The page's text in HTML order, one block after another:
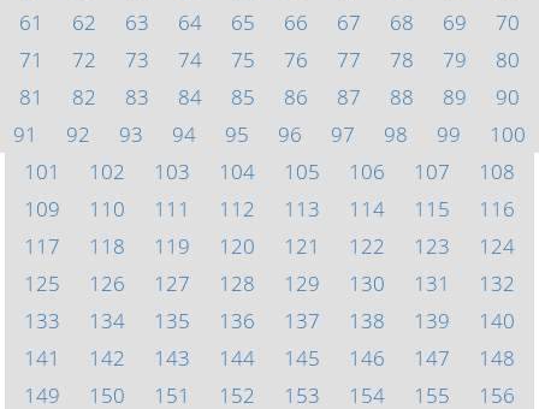
61
62 63 64 65 66 67 68 69
70
71
72 73 74 75 76 77 78 79
80
81
82 83 84 85 86 87 88 89
90
91
92 93 94 95 96 97 98 99
100
101
102 103 104 105 106 107
108
109
110 111 112 113 114 115
116
117
118 119 120 121 122 123
124
125
126 127 128 129 130 131
132
133
134 135 136 137 138 139
140
141
142 143 144 145 146 147
148
149
150 151 152 153 154 155
156